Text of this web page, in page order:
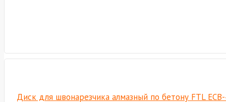
Диск для швонарезчика алмазный по бетону FTL